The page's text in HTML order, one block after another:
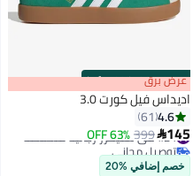
00m:00s
·
100% Left عرض برق
اديداس فيل كورت 3.0
4.6
61
145
399
63% OFF #24 في سنيكرز رجالية منخفضة
توصيل مجاني
#24 في سنيكرز رجالية منخفضة
خصم إضافي %20